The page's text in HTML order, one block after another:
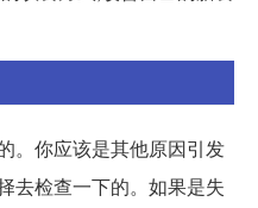
。你应该是其他原因引发
去检查一下的。如果是失